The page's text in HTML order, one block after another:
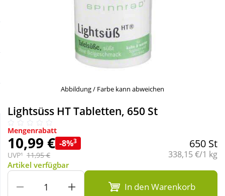
Körperpflege & Kosmetik
Natur & Homöopathie
Sanitätshaus
Sport & Fitness
Abbildung / Farbe kann abweichen
Lightsüss HT Tabletten, 650 St
Mengenrabatt
10,99 € -8%3
UVP¹ 11,95 €
650 St
Grundpreis:
338,15 €/1 kg
Artikel verfügbar
In den Warenkorb